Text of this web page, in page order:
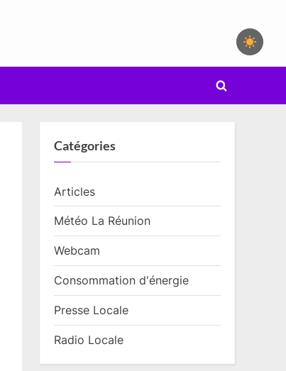
Toggle
Catégories
Articles
Météo La Réunion
Webcam
Consommation d'énergie
Presse Locale
Radio Locale